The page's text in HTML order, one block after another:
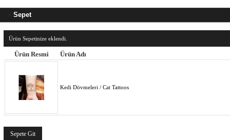
Sepet
Ürün Sepetinize eklendi.
Ürün Resmi Ürün Adı
Kedi Dövmeleri / Cat Tattoos
Sepete Git